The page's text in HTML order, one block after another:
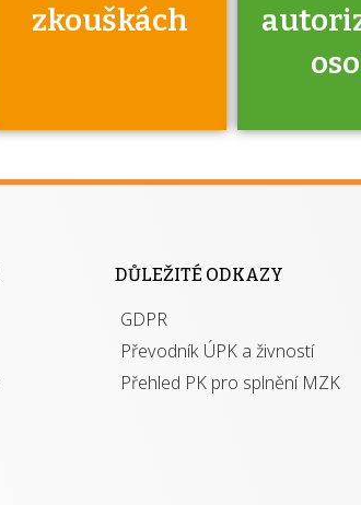
zkouškách
výhody
DŮLEŽITÉ ODKAZY
GDPR
Převodník ÚPK a živností
Přehled PK pro splnění MZK